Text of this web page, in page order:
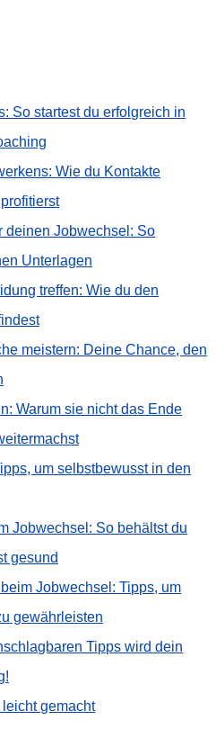
So startest du erfolgreich in
Wie du Kontakte
deinen Jobwechsel: So
Unterlagen
treffen: Wie du den
meistern: Deine Chance, den
Warum sie nicht das Ende
um selbstbewusst in den
Jobwechsel: So behältst du
gesund
Jobwechsel: Tipps, um
gewährleisten
Tipps wird dein
gemacht